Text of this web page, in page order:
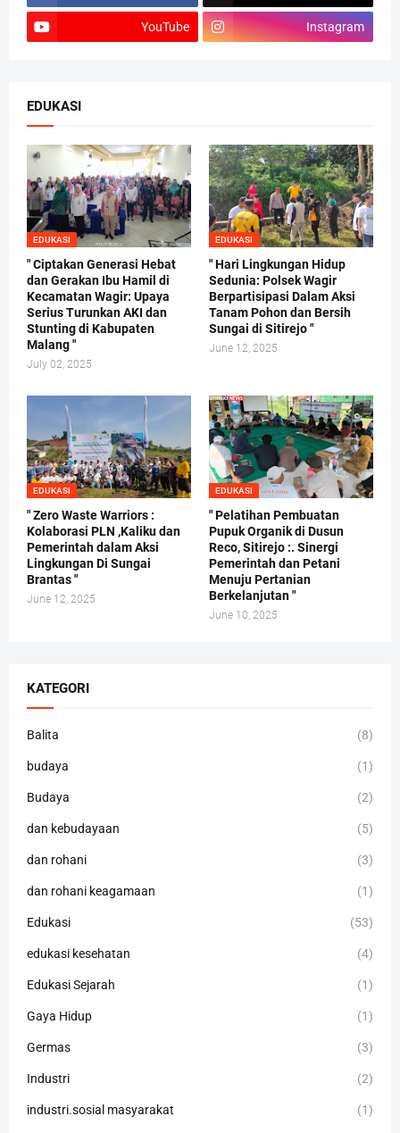
YouTube Instagram
EDUKASI
EDUKASI
" Ciptakan Generasi Hebat
dan Gerakan Ibu Hamil di
Kecamatan Wagir: Upaya
Serius Turunkan AKI dan
Stunting di Kabupaten
Malang "
July 02, 2025
EDUKASI
" Hari Lingkungan Hidup
Sedunia: Polsek Wagir
Berpartisipasi Dalam Aksi
Tanam Pohon dan Bersih
Sungai di Sitirejo "
June 12, 2025
EDUKASI
" Zero Waste Warriors :
Kolaborasi PLN ,Kaliku dan
Pemerintah dalam Aksi
Lingkungan Di Sungai
Brantas "
June 12, 2025
EDUKASI
" Pelatihan Pembuatan
Pupuk Organik di Dusun
Reco, Sitirejo :. Sinergi
Pemerintah dan Petani
Menuju Pertanian
Berkelanjutan "
June 10, 2025
KATEGORI
Balita (8)
budaya (1)
Budaya (2)
dan kebudayaan (5)
dan rohani (3)
dan rohani keagamaan (1)
Edukasi (53)
edukasi kesehatan (4)
Edukasi Sejarah (1)
Gaya Hidup (1)
Germas (3)
Industri (2)
industri.sosial masyarakat (1)